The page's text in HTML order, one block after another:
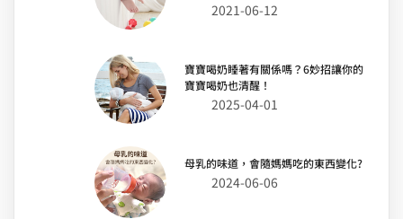
2021-06-12
寶寶喝奶睡著有關係嗎？6妙招讓你的
寶寶喝奶也清醒！
2025-04-01
母乳的味道，會隨媽媽吃的東西變化?
2024-06-06